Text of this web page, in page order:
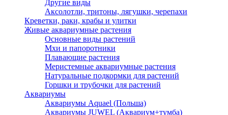
Другие виды
Аксолотли, тритоны, лягушки, черепахи
Креветки, раки, крабы и улитки
Живые аквариумные растения
Основные виды растений
Мхи и папоротники
Плавающие растения
Меристемные аквариумные растения
Натуральные подкормки для растений
Горшки и трубочки для растений
Аквариумы
Аквариумы Aquael (Польша)
Аквариумы JUWEL (Аквариум+тумба)